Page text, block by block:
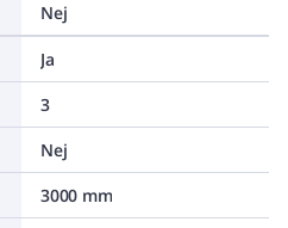
Nej
Ja
3
Nej
3000 mm